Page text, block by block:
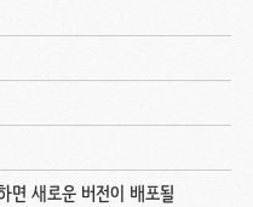
면 새로운 버전이 배포될